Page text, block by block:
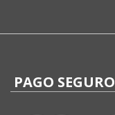
PAGO SEGURO